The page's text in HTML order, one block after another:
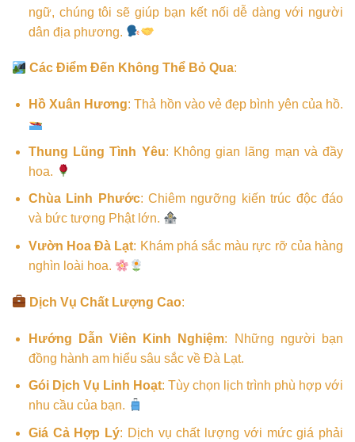
ngữ, chúng tôi sẽ giúp bạn kết nối dễ dàng với người
dân địa phương.
Các Điểm Đến Không Thể Bỏ Qua:
Hồ Xuân Hương: Thả hồn vào vẻ đẹp bình yên của hồ.
Thung Lũng Tình Yêu: Không gian lãng mạn và đầy
hoa.
Chùa Linh Phước: Chiêm ngưỡng kiến trúc độc đáo
và bức tượng Phật lớn.
Vườn Hoa Đà Lạt: Khám phá sắc màu rực rỡ của hàng
nghìn loài hoa.
Dịch Vụ Chất Lượng Cao:
Hướng Dẫn Viên Kinh Nghiệm: Những người bạn
đồng hành am hiểu sâu sắc về Đà Lạt.
Gói Dịch Vụ Linh Hoạt: Tùy chọn lịch trình phù hợp với
nhu cầu của bạn.
Giá Cả Hợp Lý: Dịch vụ chất lượng với mức giá phải